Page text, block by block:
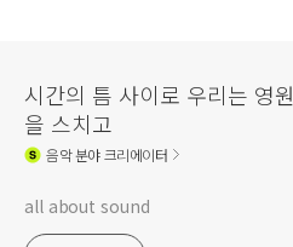
시간의 틈 사이로 우리는 영
을 스치고
음악분야 크리에이터
all about sound